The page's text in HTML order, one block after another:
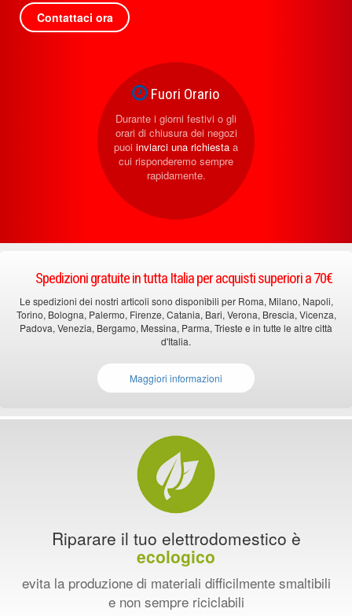
Contattaci ora
Fuori Orario
Durante i giorni festivi o gli
orari di chiusura dei negozi
puoi inviarci una richiesta a
cui risponderemo sempre
rapidamente.
Spedizioni gratuite in tutta Italia per acquisti superiori a 70€
Le spedizioni dei nostri articoli sono disponibili per Roma, Milano, Napoli,
Torino, Bologna, Palermo, Firenze, Catania, Bari, Verona, Brescia, Vicenza,
Padova, Venezia, Bergamo, Messina, Parma, Trieste e in tutte le altre città
d'Italia.
Maggiori informazioni
Riparare il tuo elettrodomestico è
ecologico
evita la produzione di materiali difficilmente smaltibili
e non sempre riciclabili